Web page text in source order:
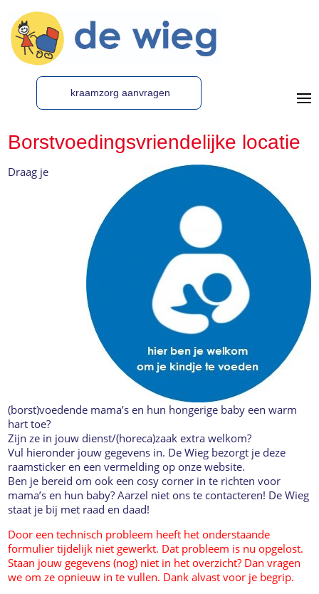
kraamzorg aanvragen
Borstvoedingsvriendelijke locatie
Draag je
(borst)voedende mama’s en hun hongerige baby een warm
hart toe?
Zijn ze in jouw dienst/(horeca)zaak extra welkom?
Vul hieronder jouw gegevens in. De Wieg bezorgt je deze
raamsticker en een vermelding op onze website.
Ben je bereid om ook een cosy corner in te richten voor
mama’s en hun baby? Aarzel niet ons te contacteren! De Wieg
staat je bij met raad en daad!
Door een technisch probleem heeft het onderstaande
formulier tijdelijk niet gewerkt. Dat probleem is nu opgelost.
Staan jouw gegevens (nog) niet in het overzicht? Dan vragen
we om ze opnieuw in te vullen. Dank alvast voor je begrip.